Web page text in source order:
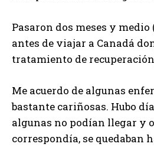
Pasaron dos meses y
antes de viajar a Canadá
tratamiento de
Me acuerdo de algunas
bastante cariñosas. Hubo
algunas no podían llegar y
correspondía, se quedaban